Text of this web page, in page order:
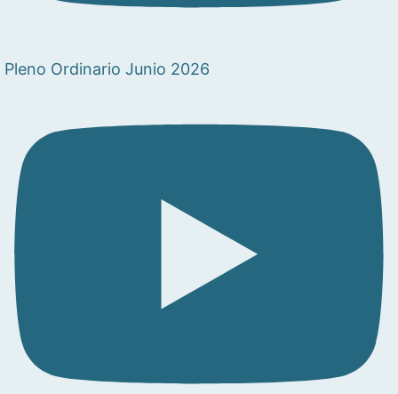
Pleno Ordinario Junio 2026